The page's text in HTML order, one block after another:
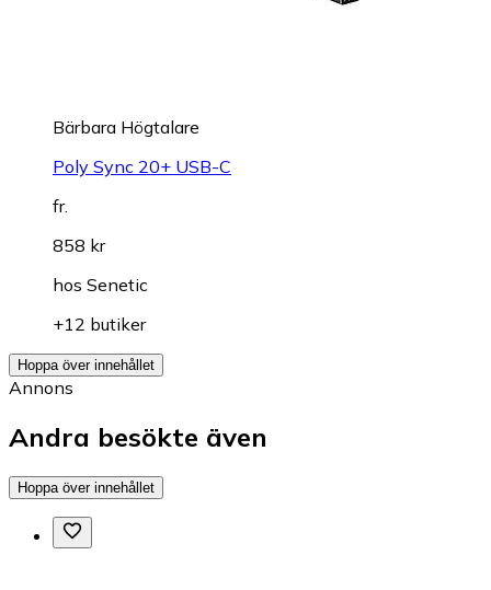
Bärbara Högtalare
Poly Sync 20+ USB-C
fr.
858 kr
hos Senetic
+12 butiker
Hoppa över innehållet
Annons
Andra besökte även
Hoppa över innehållet